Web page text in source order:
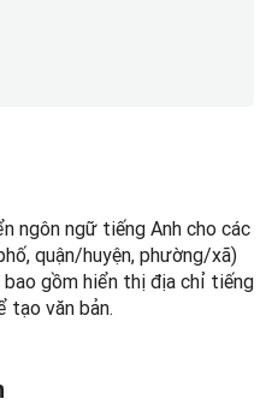
ngôn ngữ tiếng Anh cho các
quận/huyện, phường/xã)
bao gồm hiển thị địa chỉ tiếng
tạo văn bản.